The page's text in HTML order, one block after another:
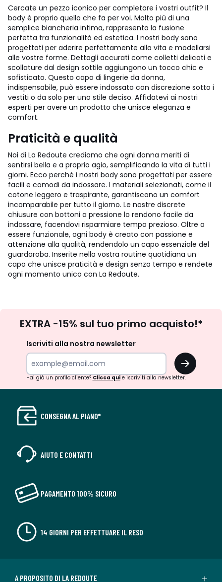
Cercate un pezzo iconico per completare i vostri outfit? Il
body è proprio quello che fa per voi. Molto più di una
semplice biancheria intima, rappresenta la fusione
perfetta tra funzionalità ed estetica. I nostri body sono
progettati per aderire perfettamente alla vita e modellarsi
alle vostre forme. Dettagli accurati come colletti delicati e
scollature dal design sottile aggiungono un tocco chic e
sofisticato. Questo capo di lingerie da donna,
indispensabile, può essere indossato con discrezione sotto i
vestiti o da solo per uno stile deciso. Affidatevi ai nostri
esperti per avere un prodotto che unisce eleganza e
comfort.
Praticità e qualità
Noi di La Redoute crediamo che ogni donna meriti di
sentirsi bella e a proprio agio, semplificando la vita di tutti i
giorni. Ecco perché i nostri body sono progettati per essere
facili e comodi da indossare. I materiali selezionati, come il
cotone leggero e traspirante, garantiscono un comfort
incomparabile per tutto il giorno. Le nostre discrete
chiusure con bottoni a pressione lo rendono facile da
indossare, facendovi risparmiare tempo prezioso. Oltre a
essere funzionale, ogni body è creato con passione e
attenzione alla qualità, rendendolo un capo essenziale del
guardaroba. Inserite nella vostra routine quotidiana un
capo che unisce praticità e design senza tempo e rendete
ogni momento unico con La Redoute.
newsletter
EXTRA -15% sul tuo primo acquisto!*
Iscriviti alla nostra newsletter
OK
Hai già un profilo cliente? Clicca quie iscriviti alla newsletter.
CONSEGNA AL PIANO*
AIUTO E CONTATTI
PAGAMENTO 100% SICURO
14 GIORNI PER EFFETTUARE IL RESO
A PROPOSITO DI LA REDOUTE